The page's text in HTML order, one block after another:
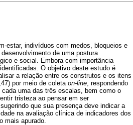
estar, indivíduos com medos, bloqueios e
de uma postura
e social. Embora com importância
O objetivo deste estudo é
a relação entre os construtos e os itens
por meio de coleta on-line , respondendo
uma das três escalas, bem como o
tristeza ao pensar em ser
que sua presença deve indicar a
na avaliação clínica de indicadores dos
mais apurado.